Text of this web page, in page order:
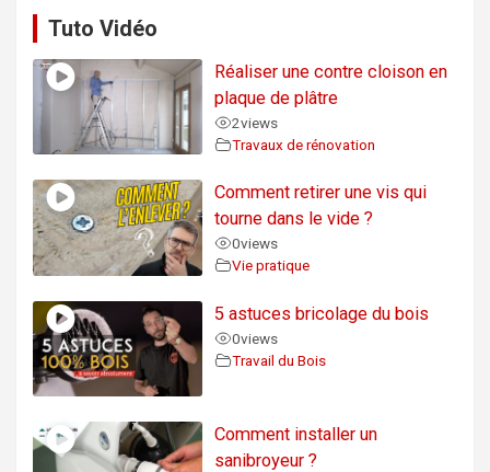
Tuto Vidéo
Réaliser une contre cloison en
plaque de plâtre
2views
Travaux de rénovation
Comment retirer une vis qui
tourne dans le vide ?
0views
Vie pratique
5 astuces bricolage du bois
0views
Travail du Bois
Comment installer un
sanibroyeur ?